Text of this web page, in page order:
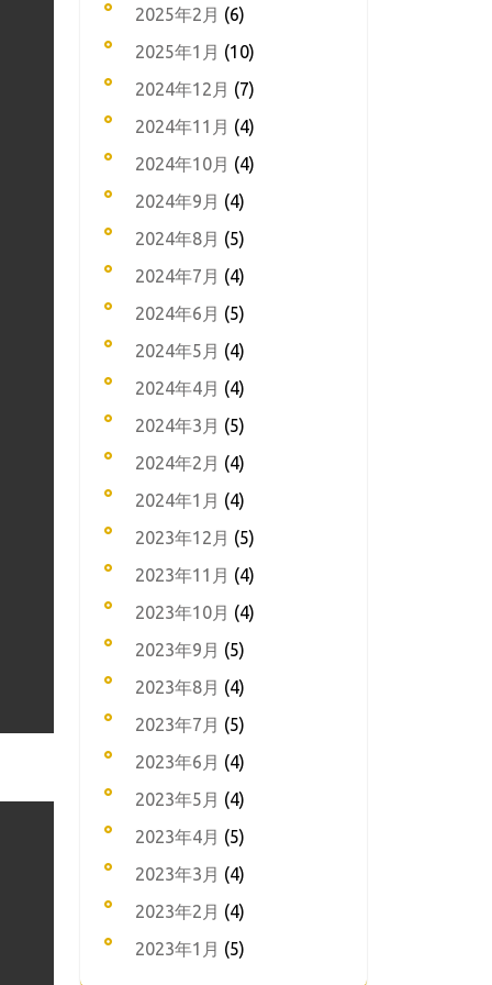
2025年2月 (6)
2025年1月 (10)
2024年12月 (7)
2024年11月 (4)
2024年10月 (4)
2024年9月 (4)
2024年8月 (5)
2024年7月 (4)
2024年6月 (5)
2024年5月 (4)
2024年4月 (4)
2024年3月 (5)
2024年2月 (4)
2024年1月 (4)
2023年12月 (5)
2023年11月 (4)
2023年10月 (4)
2023年9月 (5)
2023年8月 (4)
2023年7月 (5)
2023年6月 (4)
2023年5月 (4)
2023年4月 (5)
2023年3月 (4)
2023年2月 (4)
2023年1月 (5)